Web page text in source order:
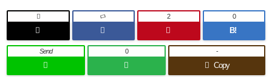
 2
B!
0
Send 0
Copy
-